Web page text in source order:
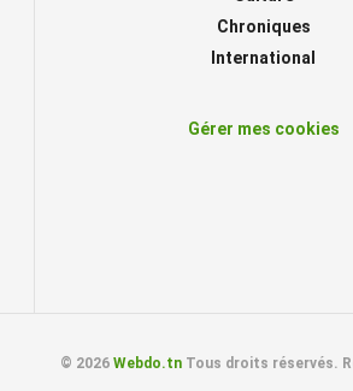
Chroniques
International
Gérer mes cookies
© 2026 Webdo.tnTous droits réservés.